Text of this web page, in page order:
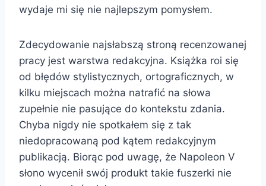
wydaje mi się nie najlepszym pomysłem.
Zdecydowanie najsłabszą stroną recenzowanej
pracy jest warstwa redakcyjna. Książka roi się
od błędów stylistycznych, ortograficznych, w
kilku miejscach można natrafić na słowa
zupełnie nie pasujące do kontekstu zdania.
Chyba nigdy nie spotkałem się z tak
niedopracowaną pod kątem redakcyjnym
publikacją. Biorąc pod uwagę, że Napoleon V
słono wycenił swój produkt takie fuszerki nie